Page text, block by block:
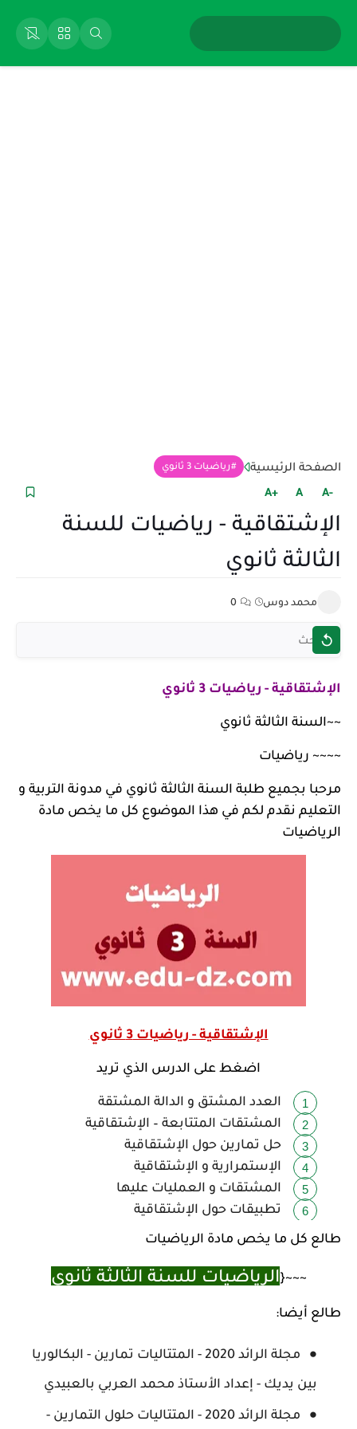
الصفحة الرئيسية رياضيات 3 ثانوي
+A A -A
الإشتقاقية - رياضيات للسنة
الثالثة ثانوي
محمد دوس 0
الإشتقاقية - رياضيات 3 ثانوي
~~السنة الثالثة ثانوي
~~~~ رياضيات
مرحبا بجميع طلبة السنة الثالثة ثانوي في مدونة التربية و
التعليم نقدم لكم في هذا الموضوع كل ما يخص مادة
الرياضيات
الإشتقاقية - رياضيات 3 ثانوي
اضغط على الدرس الذي تريد
العدد المشتق و الدالة المشتقة
المشتقات المتتابعة – الإشتقاقية
حل تمارين حول الإشتقاقية
الإستمرارية و الإشتقاقية
المشتقات و العمليات عليها
تطبيقات حول الإشتقاقية
طالع كل ما يخص مادة الرياضيات
~~~{الرياضيات للسنة الثالثة ثانوي
طالع أيضا:
مجلة الرائد 2020 - المتتاليات تمارين - البكالوريا
بين يديك - إعداد الأستاذ محمد العربي بالعبيدي
مجلة الرائد 2020 - المتتاليات حلول التمارين -